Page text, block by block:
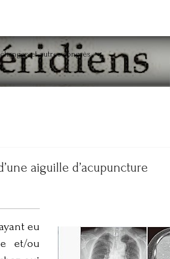
et autres congrès
aiguille d’acupuncture
eu
et/ou